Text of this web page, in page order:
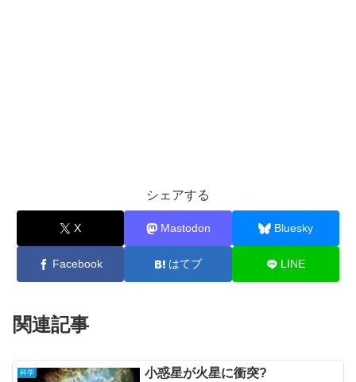
シェアする
X Mastodon Bluesky
Facebook はてブ LINE
関連記事
科学 小惑星が火星に衝突?